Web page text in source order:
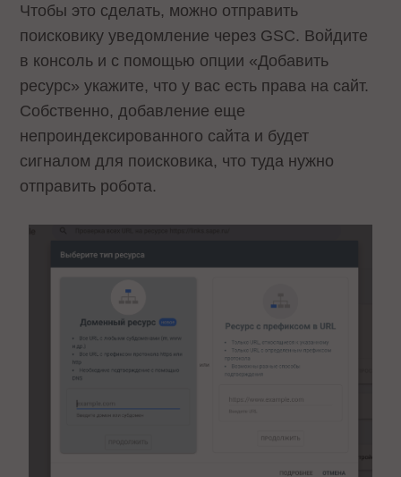
Чтобы это сделать, можно отправить
поисковику уведомление через GSC. Войдите
в консоль и с помощью опции «Добавить
ресурс» укажите, что у вас есть права на сайт.
Собственно, добавление еще
непроиндексированного сайта и будет
сигналом для поисковика, что туда нужно
отправить робота.